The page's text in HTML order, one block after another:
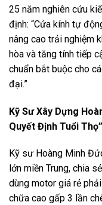
25 năm nghiên cứu
định: “Cửa kính tự
nâng cao trải nghiệm
hòa và tăng tính tiếp
chuẩn bắt buộc cho
đại.”
Kỹ Sư Xây Dựng
Quyết Định Tuổi Thọ”
Kỹ sư Hoàng Minh
lớn miền Trung, chia
dùng motor giá rẻ
chữa cao gấp 3 lần